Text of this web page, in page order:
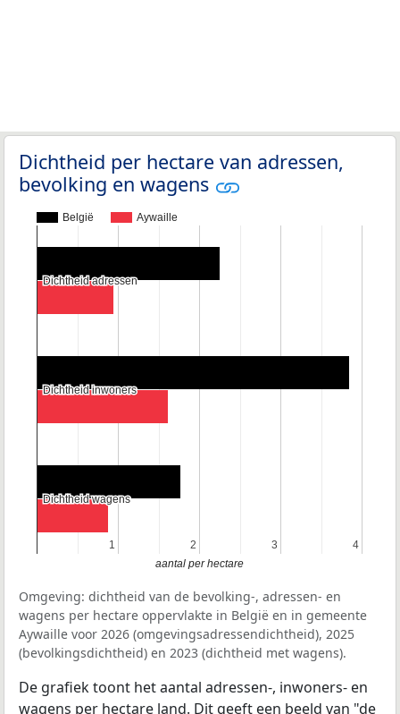
Dichtheid per hectare van adressen,
bevolking en wagens
België Aywaille
1
1 2
2 3
3 4
4
Dichtheid adressen
Dichtheid adressen
Dichtheid inwoners
Dichtheid inwoners
Dichtheid wagens
Dichtheid wagens
aantal per hectare
Omgeving: dichtheid van de bevolking-, adressen- en
wagens per hectare oppervlakte in België en in gemeente
Aywaille voor 2026 (omgevingsadressendichtheid), 2025
(bevolkingsdichtheid) en 2023 (dichtheid met wagens).
De grafiek toont het aantal adressen-, inwoners- en
wagens per hectare land. Dit geeft een beeld van "de